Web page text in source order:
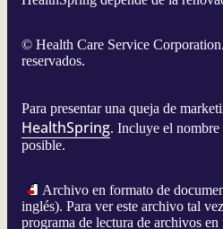
© Health Care Service
reservados.
Para presentar una queja de
HealthSpring. Incluye el nombre
posible.
Archivo en formato de
inglés). Para ver este archivo tal
programa de lectura de archivos